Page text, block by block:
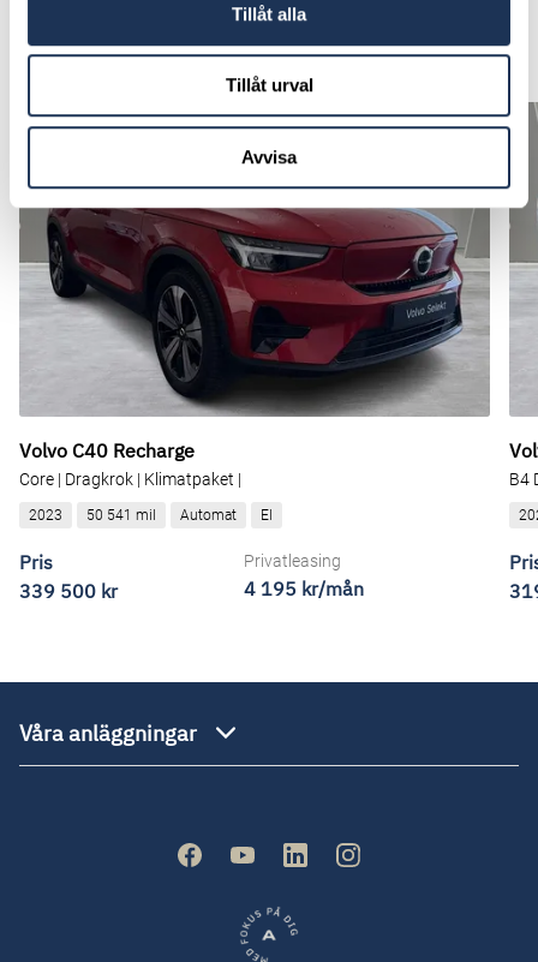
Tillåt alla
Tillåt urval
Avvisa
Begagnade bilar i lager Visa alla
Volvo C40 Recharge
Core | Dragkrok | Klimatpaket |
2023 50 541 mil Automat El
Pris
339 500 kr
Privatleasing
4 195 kr/mån
B4
Våra anläggningar